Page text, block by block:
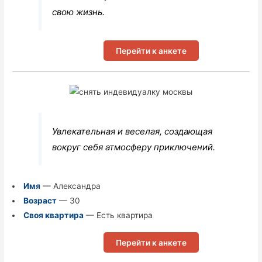
свою жизнь.
Перейти к анкете
Увлекательная и веселая, создающая
вокруг себя атмосферу приключений.
Имя— Александра
Возраст— 30
Своя квартира— Есть квартира
Перейти к анкете